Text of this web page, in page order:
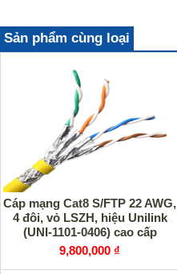
Sản phẩm cùng loại
Cáp mạng Cat8 S/FTP 22 AWG,
4 đôi, vỏ LSZH, hiệu Unilink
(UNI-1101-0406) cao cấp
9,800,000 ₫